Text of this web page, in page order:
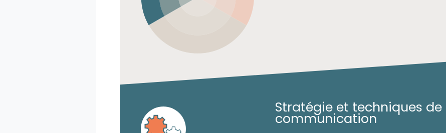
Stratégie et techniques de
communication